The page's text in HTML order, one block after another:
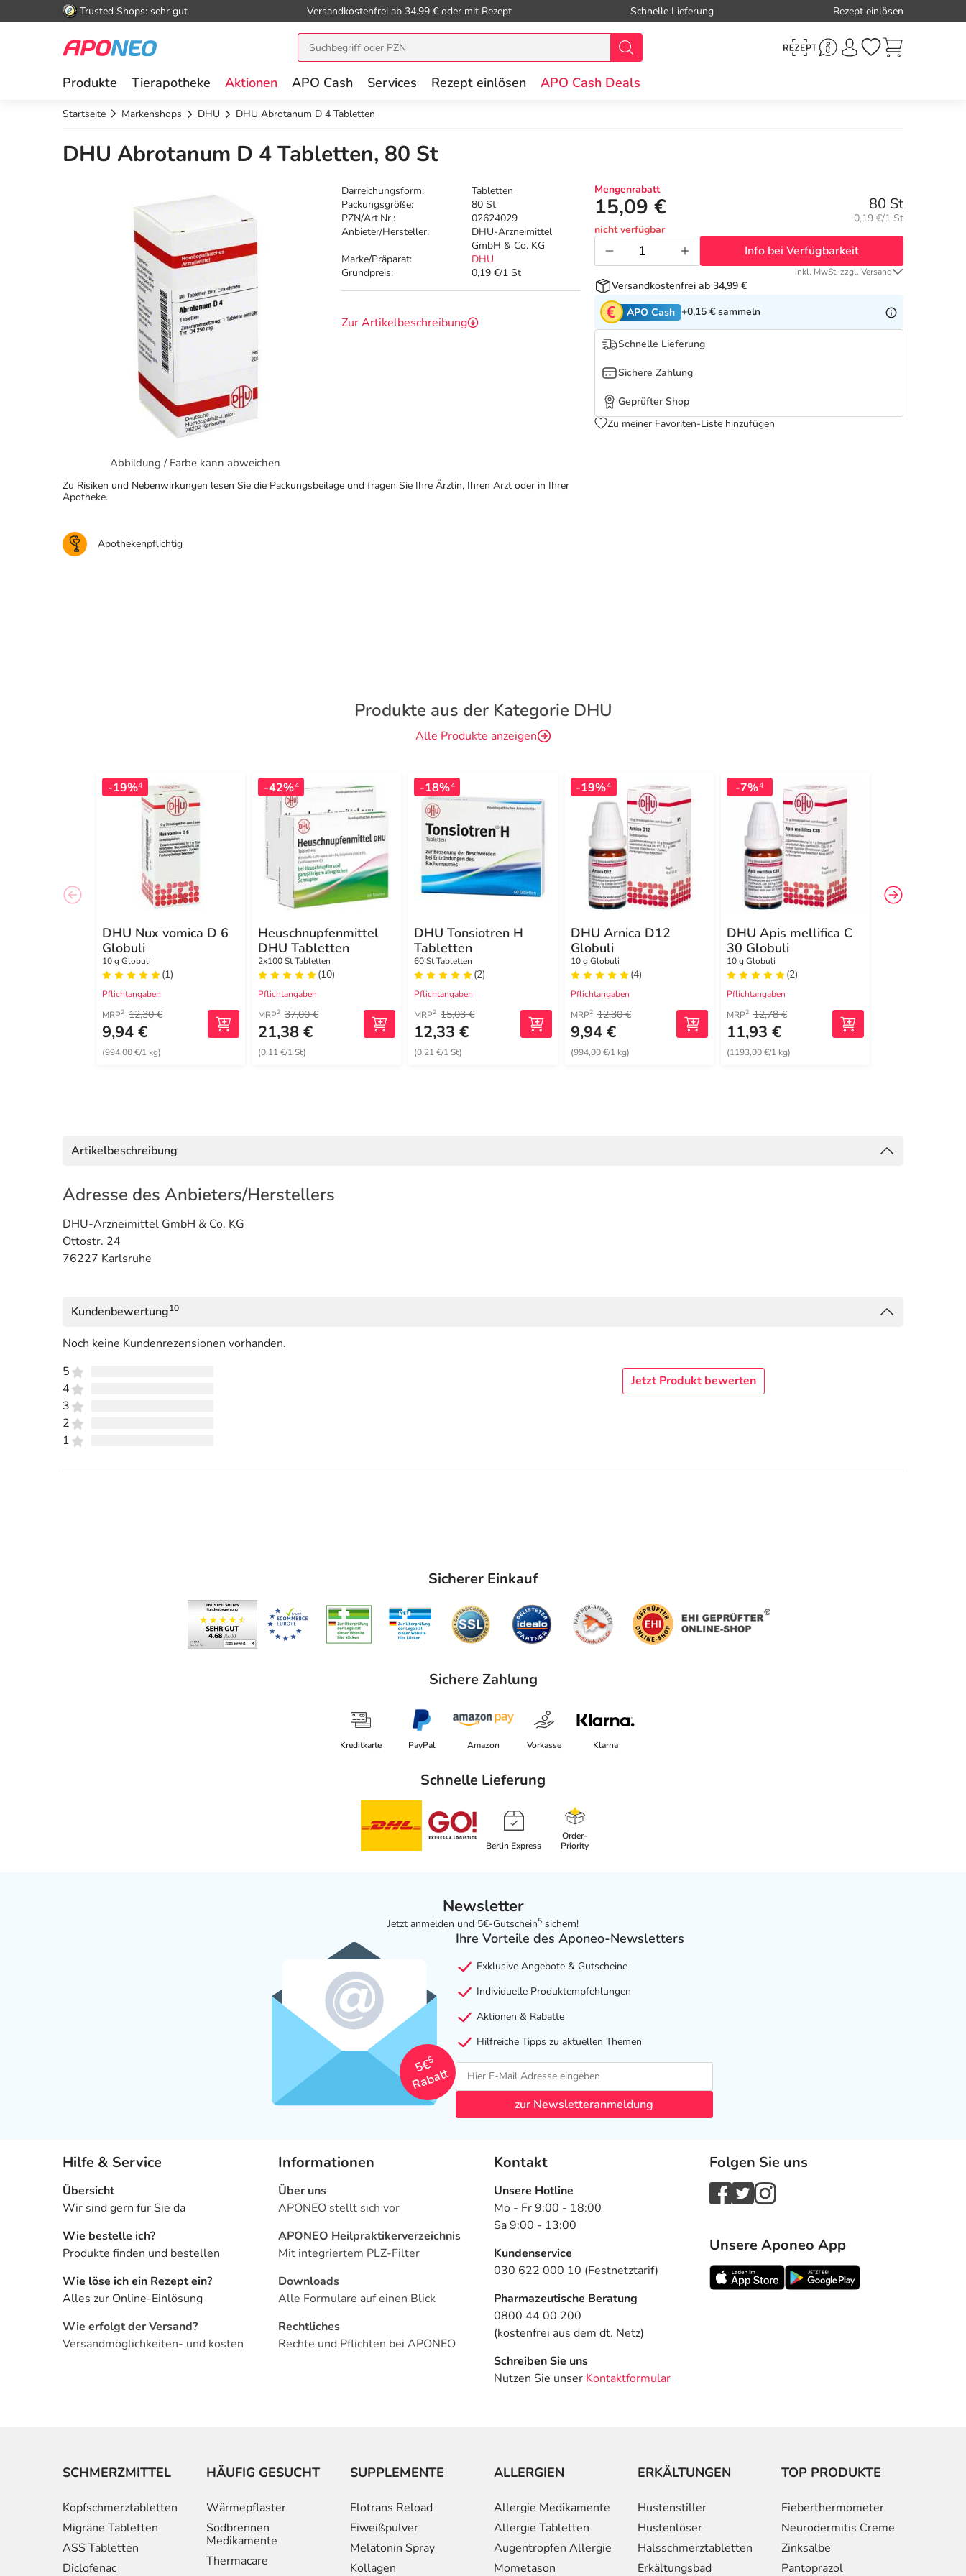
Trusted Shops: sehr gut Versandkostenfrei ab 34.99 € oder mit Rezept Schnelle Lieferung Rezept einlösen
Produkte Tierapotheke Aktionen APO Cash Services Rezept einlösen APO Cash Deals
Startseite Markenshops DHU DHU Abrotanum D 4 Tabletten
DHU Abrotanum D 4 Tabletten, 80 St
Abbildung / Farbe kann abweichen
Darreichungsform:
Tabletten
Packungsgröße:
80 St
PZN/Art.Nr.:
02624029
Anbieter/Hersteller:
DHU-Arzneimittel
GmbH & Co. KG
Marke/Präparat:
DHU
Grundpreis:
0,19 €/1 St
Zur Artikelbeschreibung
Mengenrabatt
15,09 € 80 St
Grundpreis:
0,19 €/1 St
nicht verfügbar
Info bei Verfügbarkeit
inkl. MwSt. zzgl. Versand
Versandkostenfrei ab 34,99 €
APO Cash +0,15 € sammeln
Schnelle Lieferung
Sichere Zahlung
Geprüfter Shop
Zu meiner Favoriten-Liste hinzufügen
Zu Risiken und Nebenwirkungen lesen Sie die Packungsbeilage und fragen Sie Ihre Ärztin, Ihren Arzt oder in Ihrer
Apotheke.
Apothekenpflichtig
Produkte aus der Kategorie DHU
Alle Produkte anzeigen
-19%4
DHU Nux vomica D 6
Globuli
10 g Globuli
(1)
Pflichtangaben
MRP2 12,30 €
9,94 €
(994,00 €/1 kg)
-42%4
Heuschnupfenmittel
DHU Tabletten
2x100 St Tabletten
(10)
Pflichtangaben
MRP2 37,00 €
21,38 €
(0,11 €/1 St)
-18%4
DHU Tonsiotren H
Tabletten
60 St Tabletten
(2)
Pflichtangaben
MRP2 15,03 €
12,33 €
(0,21 €/1 St)
-19%4
DHU Arnica D12
Globuli
10 g Globuli
(4)
Pflichtangaben
MRP2 12,30 €
9,94 €
(994,00 €/1 kg)
-7%4
DHU Apis mellifica C
30 Globuli
10 g Globuli
(2)
Pflichtangaben
MRP2 12,78 €
11,93 €
(1193,00 €/1 kg)
Artikelbeschreibung
Adresse des Anbieters/Herstellers
DHU-Arzneimittel GmbH & Co. KG
Ottostr. 24
76227 Karlsruhe
Kundenbewertung10
Noch keine Kundenrezensionen vorhanden.
5
4
3
2
1
Jetzt Produkt bewerten
Sicherer Einkauf
Sichere Zahlung
Kreditkarte PayPal Amazon Vorkasse Klarna
Schnelle Lieferung
Berlin Express
Order-
Priority
Newsletter
Jetzt anmelden und 5€-Gutschein5 sichern!
5€
5
Rabatt
Ihre Vorteile des Aponeo-Newsletters
Exklusive Angebote & Gutscheine
Individuelle Produktempfehlungen
Aktionen & Rabatte
Hilfreiche Tipps zu aktuellen Themen
zur Newsletteranmeldung
Hilfe & Service
Übersicht
Wir sind gern für Sie da
Wie bestelle ich?
Produkte finden und bestellen
Wie löse ich ein Rezept ein?
Alles zur Online-Einlösung
Wie erfolgt der Versand?
Versandmöglichkeiten- und kosten
Informationen
Über uns
APONEO stellt sich vor
APONEO Heilpraktikerverzeichnis
Mit integriertem PLZ-Filter
Downloads
Alle Formulare auf einen Blick
Rechtliches
Rechte und Pflichten bei APONEO
Kontakt
Unsere Hotline
Mo - Fr 9:00 - 18:00
Sa 9:00 - 13:00
Kundenservice
030 622 000 10 (Festnetztarif)
Pharmazeutische Beratung
0800 44 00 200
(kostenfrei aus dem dt. Netz)
Schreiben Sie uns
Nutzen Sie unser Kontaktformular
Folgen Sie uns
Unsere Aponeo App
SCHMERZMITTEL
Kopfschmerztabletten
Migräne Tabletten
ASS Tabletten
Diclofenac
HÄUFIG GESUCHT
Wärmepflaster
Sodbrennen
Medikamente
Thermacare
SUPPLEMENTE
Elotrans Reload
Eiweißpulver
Melatonin Spray
Kollagen
ALLERGIEN
Allergie Medikamente
Allergie Tabletten
Augentropfen Allergie
Mometason
ERKÄLTUNGEN
Hustenstiller
Hustenlöser
Halsschmerztabletten
Erkältungsbad
TOP PRODUKTE
Fieberthermometer
Neurodermitis Creme
Zinksalbe
Pantoprazol